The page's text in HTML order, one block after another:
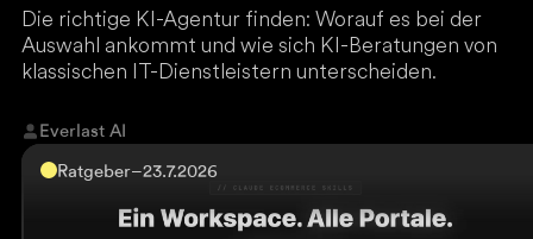
Die richtige KI-Agentur finden: Worauf es bei der
Auswahl ankommt und wie sich KI-Beratungen von
klassischen IT-Dienstleistern unterscheiden.
Everlast AI
Ratgeber–23.7.2026